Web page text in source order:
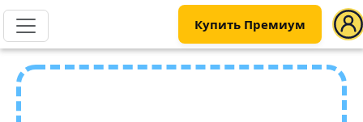
Купить Премиум